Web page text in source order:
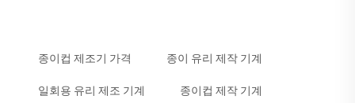
종이컵 제조기 가격 종이 유리 제작 기계
일회용 유리 제조 기계 종이컵 제작 기계